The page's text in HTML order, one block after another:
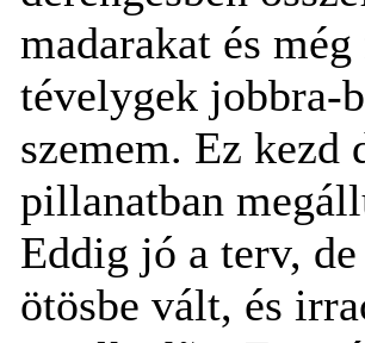
madarakat és
tévelygek jobbra-
szemem. Ez kezd
pillanatban
Eddig jó a terv,
ötösbe vált, és